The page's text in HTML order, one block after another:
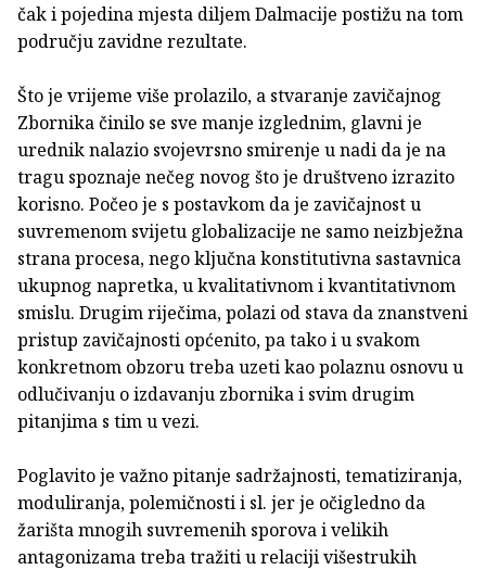
čak i pojedina mjesta diljem Dalmacije postižu na tom
području zavidne rezultate.
Što je vrijeme više prolazilo, a stvaranje zavičajnog
Zbornika činilo se sve manje izglednim, glavni je
urednik nalazio svojevrsno smirenje u nadi da je na
tragu spoznaje nečeg novog što je društveno izrazito
korisno. Počeo je s postavkom da je zavičajnost u
suvremenom svijetu globalizacije ne samo neizbježna
strana procesa, nego ključna konstitutivna sastavnica
ukupnog napretka, u kvalitativnom i kvantitativnom
smislu. Drugim riječima, polazi od stava da znanstveni
pristup zavičajnosti općenito, pa tako i u svakom
konkretnom obzoru treba uzeti kao polaznu osnovu u
odlučivanju o izdavanju zbornika i svim drugim
pitanjima s tim u vezi.
Poglavito je važno pitanje sadržajnosti, tematiziranja,
moduliranja, polemičnosti i sl. jer je očigledno da
žarišta mnogih suvremenih sporova i velikih
antagonizama treba tražiti u relaciji višestrukih